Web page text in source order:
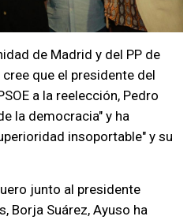
de Madrid y del PP de
que el presidente del
a la reelección, Pedro
la democracia" y ha
insoportable" y su
junto al presidente
Borja Suárez, Ayuso ha